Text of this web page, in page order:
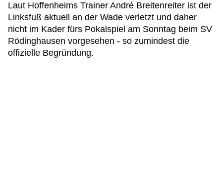
Laut Hoffenheims Trainer André Breitenreiter ist der
Linksfuß aktuell an der Wade verletzt und daher
nicht im Kader fürs Pokalspiel am Sonntag beim SV
Rödinghausen vorgesehen - so zumindest die
offizielle Begründung.